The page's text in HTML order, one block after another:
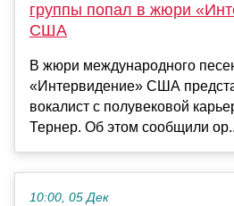
группы попал в жюри
США
В жюри международного
«Интервидение» США
вокалист с полувековой
Тернер. Об этом сообщили
10:00, 05 Дек